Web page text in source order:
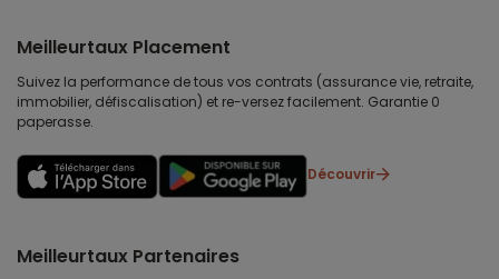
Meilleurtaux Placement
Suivez la performance de tous vos contrats (assurance vie, retraite,
immobilier, défiscalisation) et re-versez facilement. Garantie 0
paperasse.
Découvrir
Meilleurtaux Partenaires